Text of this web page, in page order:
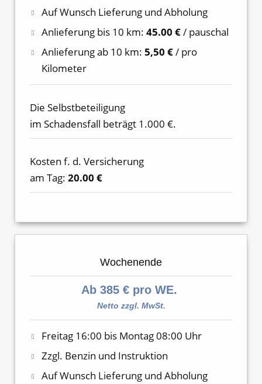
Auf Wunsch Lieferung und Abholung
Anlieferung bis 10 km: 45.00 €/ pauschal
Anlieferung ab 10 km: 5,50 €/ pro
Kilometer
Die Selbstbeteiligung
im Schadensfall beträgt 1.000 €.
Kosten f. d. Versicherung
am Tag: 20.00 €
Wochenende
Ab 385 € pro WE.
Netto zzgl. MwSt.
Freitag 16:00 bis Montag 08:00 Uhr
Zzgl. Benzin und Instruktion
Auf Wunsch Lieferung und Abholung